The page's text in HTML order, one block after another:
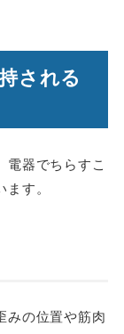
される
電器でちらすこ
す。
みの位置や筋肉